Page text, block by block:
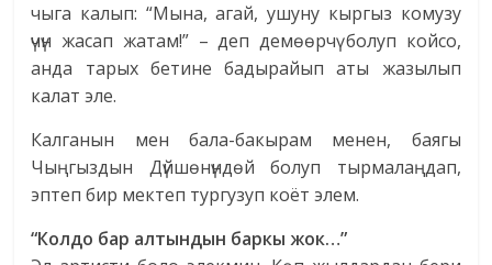
чыга калып: “Мына, агай, ушуну кыргыз комузу
үчүн жасап жатам!” – деп демөөрчү болуп койсо,
анда тарых бетине бадырайып аты жазылып
калат эле.
Калганын мен бала-бакырам менен, баягы
Чыңгыздын Дүйшөнүндөй болуп тырмалаңдап,
эптеп бир мектеп тургузуп коёт элем.
“Колдо бар алтындын баркы жок…”